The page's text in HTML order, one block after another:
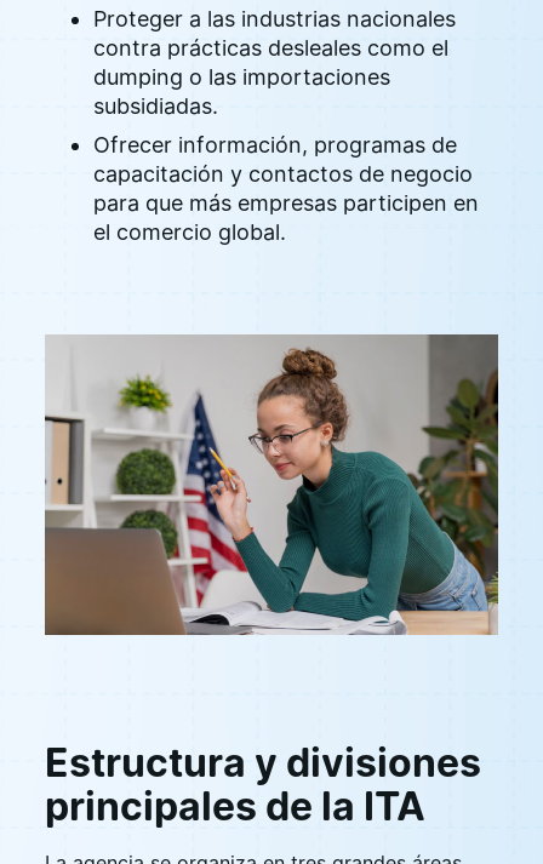
Proteger a las industrias nacionales
contra prácticas desleales como el
dumping o las importaciones
subsidiadas.
Ofrecer información, programas de
capacitación y contactos de negocio
para que más empresas participen en
el comercio global.
Estructura y divisiones
principales de la ITA